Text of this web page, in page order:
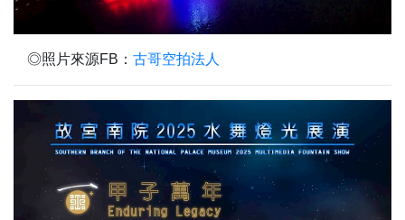
◎照片來源FB： 古哥空拍法人